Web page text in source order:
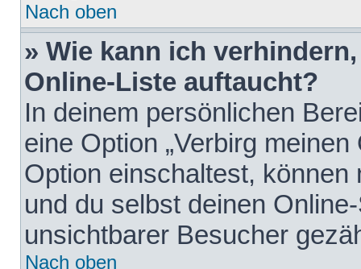
Nach oben
» Wie kann ich
Online-Liste auftaucht?
In deinem persönlichen
eine Option „Verbirg
Option einschaltest,
und du selbst deinen
unsichtbarer Besucher
Nach oben